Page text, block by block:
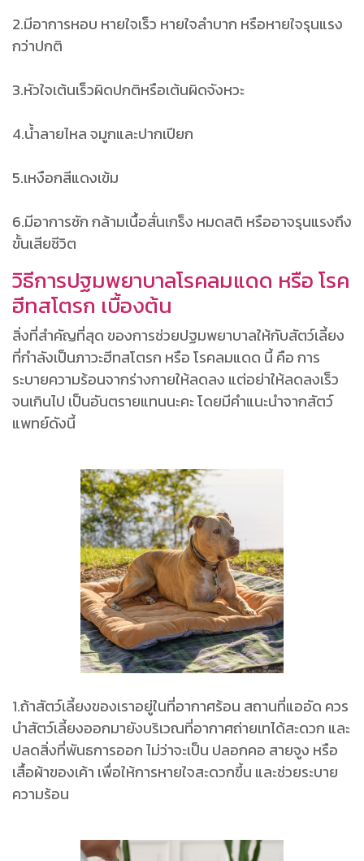
2.มีอาการหอบ หายใจเร็ว หายใจลำบาก หรือหายใจรุนแรง
กว่าปกติ
3.หัวใจเต้นเร็วผิดปกติหรือเต้นผิดจังหวะ
4.น้ำลายไหล จมูกและปากเปียก
5.เหงือกสีแดงเข้ม
6.มีอาการชัก กล้ามเนื้อสั่นเกร็ง หมดสติ หรืออาจรุนแรงถึง
ขั้นเสียชีวิต
วิธีการปฐมพยาบาลโรคลมแดด หรือ โรค
ฮีทสโตรก เบื้องต้น
สิ่งที่สำคัญที่สุด ของการช่วยปฐมพยาบาลให้กับสัตว์เลี้ยง
ที่กำลังเป็นภาวะฮีทสโตรก หรือ โรคลมแดด นี้ คือ การ
ระบายความร้อนจากร่างกายให้ลดลง แต่อย่าให้ลดลงเร็ว
จนเกินไป เป็นอันตรายแทนนะคะ โดยมีคำแนะนำจากสัตว์
แพทย์ดังนี้
1.ถ้าสัตว์เลี้ยงของเราอยู่ในที่อากาศร้อน สถานที่แออัด ควร
นำสัตว์เลี้ยงออกมายังบริเวณที่อากาศถ่ายเทได้สะดวก และ
ปลดสิ่งที่พันธการออก ไม่ว่าจะเป็น ปลอกคอ สายจูง หรือ
เสื้อผ้าของเค้า เพื่อให้การหายใจสะดวกขึ้น และช่วยระบาย
ความร้อน